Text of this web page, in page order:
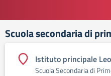
Scuola secondaria di
Istituto principale
Scuola Secondaria di